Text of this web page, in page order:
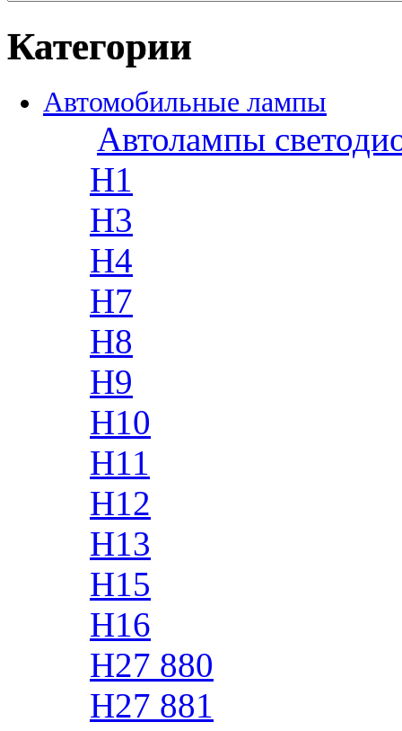
Категории
Автомобильные лампы
Автолампы
H1
H3
H4
H7
H8
H9
H10
H11
H12
H13
H15
H16
H27 880
H27 881